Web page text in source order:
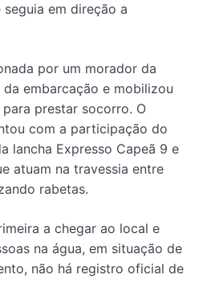
em direção a
por um morador da
embarcação e mobilizou
prestar socorro. O
com a participação do
lancha Expresso Capeã 9 e
atuam na travessia entre
rabetas.
a chegar ao local e
na água, em situação de
não há registro oficial de